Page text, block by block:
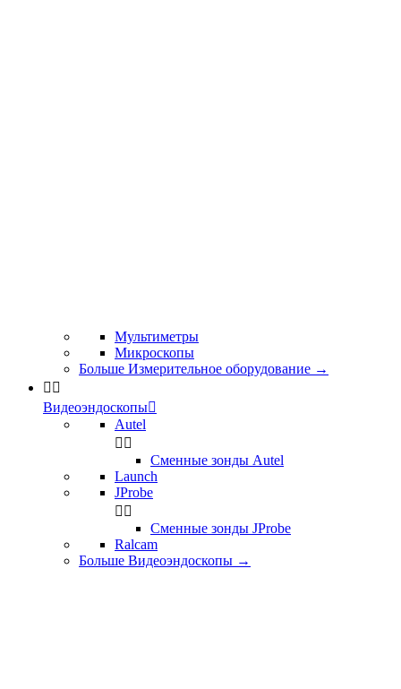
Мультиметры
Микроскопы
Больше Измерительное оборудование →
 
Видеоэндоскопы
Autel
 
Сменные зонды Autel
Launch
JProbe
 
Сменные зонды JProbe
Ralcam
Больше Видеоэндоскопы →